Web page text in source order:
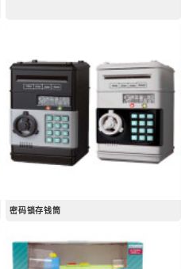
密码锁存钱筒